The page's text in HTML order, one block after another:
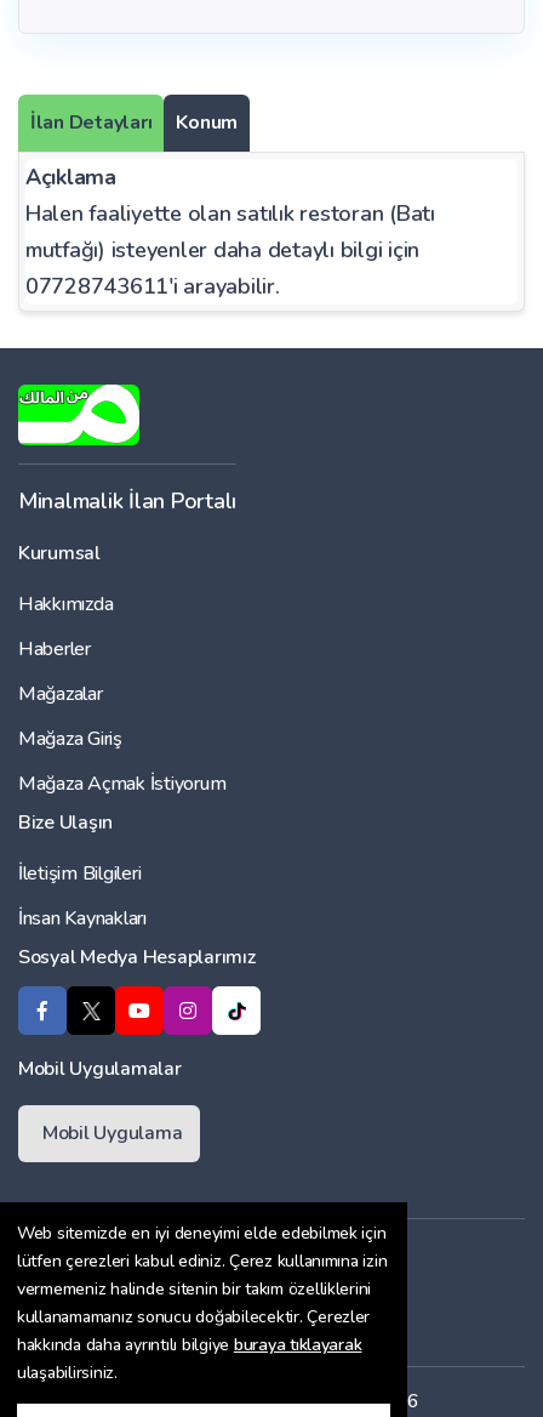
Web sitemizde en iyi deneyimi elde edebilmek için
lütfen çerezleri kabul ediniz. Çerez kullanımına izin
vermemeniz halinde sitenin bir takım özelliklerini
kullanamamanız sonucu doğabilecektir. Çerezler
hakkında daha ayrıntılı bilgiye buraya tıklayarak
ulaşabilirsiniz.
İlan Detayları Konum
Açıklama
Halen faaliyette olan satılık restoran (Batı
mutfağı) isteyenler daha detaylı bilgi için
07728743611'i arayabilir.
Minalmalik İlan Portalı
Kurumsal
Hakkımızda
Haberler
Mağazalar
Mağaza Giriş
Mağaza Açmak İstiyorum
Bize Ulaşın
İletişim Bilgileri
İnsan Kaynakları
Sosyal Medya Hesaplarımız
Mobil Uygulamalar
Mobil Uygulama
Üyelik Sözleşmesi
Çerez Politikası
Gizlilik Sözleşmesi
Her hakkı saklıdır. Copyright © 2026